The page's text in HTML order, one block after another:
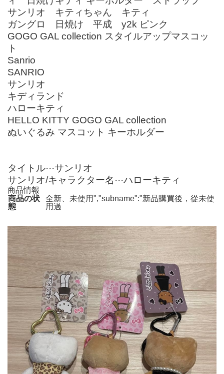
サンリオ キティちゃん キティ
ガングロ 日焼け 平成 y2k ピンク
GOGO GAL collection スタイルアップマスコッ
ト
Sanrio
SANRIO
サンリオ
キディランド
ハローキティ
HELLO KITTY GOGO GAL collection
ぬいぐるみ マスコット キーホルダー
タイトル···サンリオ
サンリオ/キャラクター名···ハローキティ
商品情報
商品の状
態
全新、未使用","subname":"新品購買後，從未使
用過